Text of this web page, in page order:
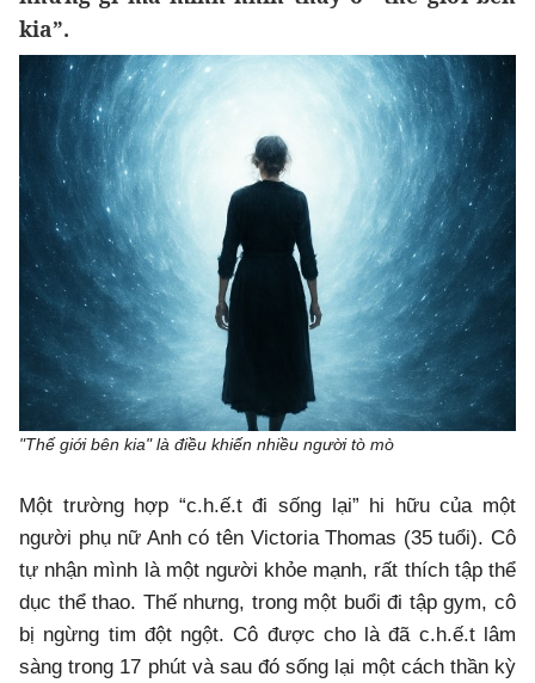
kia”.
"Thế giới bên kia" là điều khiến nhiều người tò mò
Một trường hợp “c.h.ế.t đi sống lại” hi hữu của một
người phụ nữ Anh có tên Victoria Thomas (35 tuổi). Cô
tự nhận mình là một người khỏe mạnh, rất thích tập thể
dục thể thao. Thế nhưng, trong một buổi đi tập gym, cô
bị ngừng tim đột ngột. Cô được cho là đã c.h.ế.t lâm
sàng trong 17 phút và sau đó sống lại một cách thần kỳ